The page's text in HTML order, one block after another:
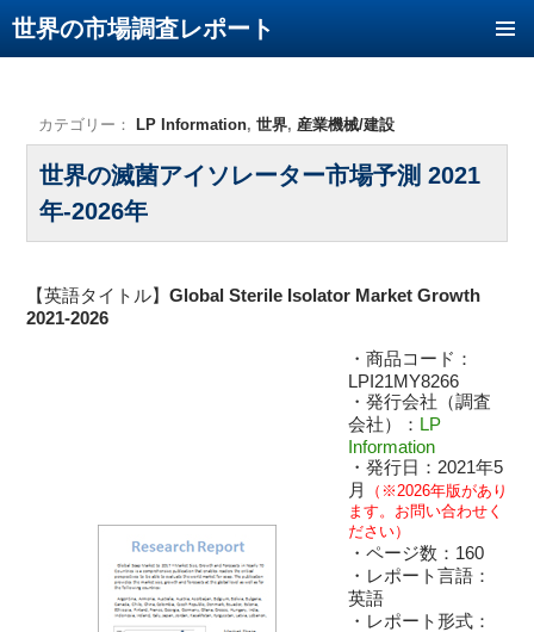
世界の市場調査レポート
カテゴリー： LP Information, 世界, 産業機械/建設
世界の滅菌アイソレーター市場予測 2021
年-2026年
【英語タイトル】 Global Sterile Isolator Market Growth
2021-2026
・商品コード：
LPI21MY8266
・発行会社（調査
会社）： LP
Information
・発行日：2021年5
月
（※2026年版があり
ます。お問い合わせく
ださい）
・ページ数：160
・レポート言語：
英語
・レポート形式：